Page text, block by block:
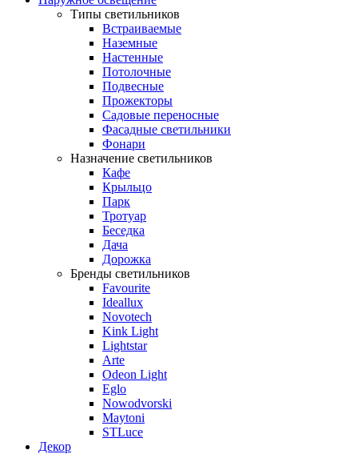
Типы светильников
Встраиваемые
Наземные
Настенные
Потолочные
Подвесные
Прожекторы
Садовые переносные
Фасадные светильники
Фонари
Назначение светильников
Кафе
Крыльцо
Парк
Тротуар
Беседка
Дача
Дорожка
Бренды светильников
Favourite
Ideallux
Novotech
Kink Light
Lightstar
Arte
Odeon Light
Eglo
Nowodvorski
Maytoni
STLuce
Декор